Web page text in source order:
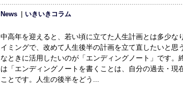
News いきいきコラム
中高年を迎えると、若い頃に立てた人生計画とは多少な
イミングで、改めて人生後半の計画を立て直したいと思
なときに活用したいのが「エンディングノート」です。
は「エンディングノートを書くことは、自分の過去・現
ことです。人生の後半をどう...